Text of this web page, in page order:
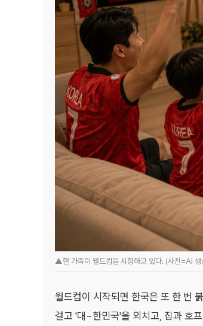
▲한 가족이 월드컵을 시청하고 있다. (사진=AI 생
월드컵이 시작되면 한국은 또 한 번
걸고 '대~한민국'을 외치고, 집과 호